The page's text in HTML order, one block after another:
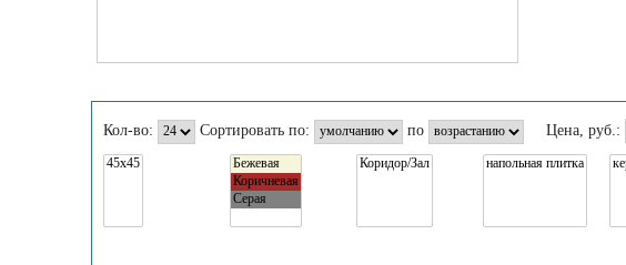
Кол-во: Сортировать по: по Цена, руб.: